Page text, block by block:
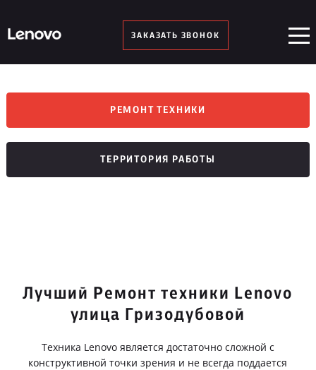
ЗАКАЗАТЬ ЗВОНОК
РЕМОНТ ТЕХНИКИ
ТЕРРИТОРИЯ РАБОТЫ
Лучший Ремонт техники Lenovo
улица Гризодубовой
Техника Lenovo является достаточно сложной с
конструктивной точки зрения и не всегда поддается